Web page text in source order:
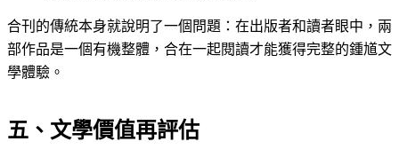
合刊的傳統本身就說明了一個問題：在出版者和讀者眼中，兩
部作品是一個有機整體，合在一起閱讀才能獲得完整的鍾馗文
學體驗。
五、文學價值再評估